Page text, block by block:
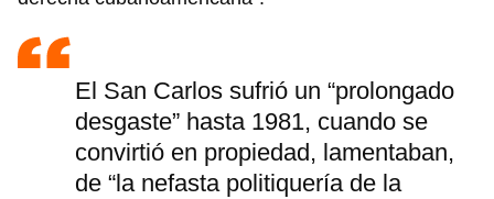
El San Carlos sufrió un “prolongado
desgaste” hasta 1981, cuando se
convirtió en propiedad, lamentaban,
de “la nefasta politiquería de la